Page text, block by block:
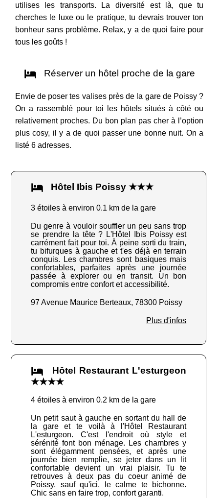
utilises les transports. La diversité est là, que tu
cherches le luxe ou le pratique, tu devrais trouver ton
bonheur sans problème. Relax, y a de quoi faire pour
tous les goûts !
Réserver un hôtel proche de la gare
Envie de poser tes valises près de la gare de Poissy ?
On a rassemblé pour toi les hôtels situés à côté ou
relativement proches. Du bon plan pas cher à l’option
plus cosy, il y a de quoi passer une bonne nuit. On a
listé 6 adresses.
Hôtel Ibis Poissy ★★★
3 étoiles à environ 0.1 km de la gare
Du genre à vouloir souffler un peu sans trop
se prendre la tête ? L'Hôtel Ibis Poissy est
carrément fait pour toi. À peine sorti du train,
tu bifurques à gauche et t'es déjà en terrain
conquis. Les chambres sont basiques mais
confortables, parfaites après une journée
passée à explorer ou en transit. Un bon
compromis entre confort et accessibilité.
97 Avenue Maurice Berteaux, 78300 Poissy
Plus d'infos
Hôtel Restaurant L'esturgeon
★★★★
4 étoiles à environ 0.2 km de la gare
Un petit saut à gauche en sortant du hall de
la gare et te voilà à l'Hôtel Restaurant
L'esturgeon. C'est l'endroit où style et
sérénité font bon ménage. Les chambres y
sont élégamment pensées, et après une
journée bien remplie, se jeter dans un lit
confortable devient un vrai plaisir. Tu te
retrouves à deux pas du coeur animé de
Poissy, sauf qu'ici, le calme te bichonne.
Chic sans en faire trop, confort garanti.